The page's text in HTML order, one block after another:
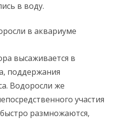
в воду.
высаживается в
поддержания
Водоросли же
участия
размножаются,